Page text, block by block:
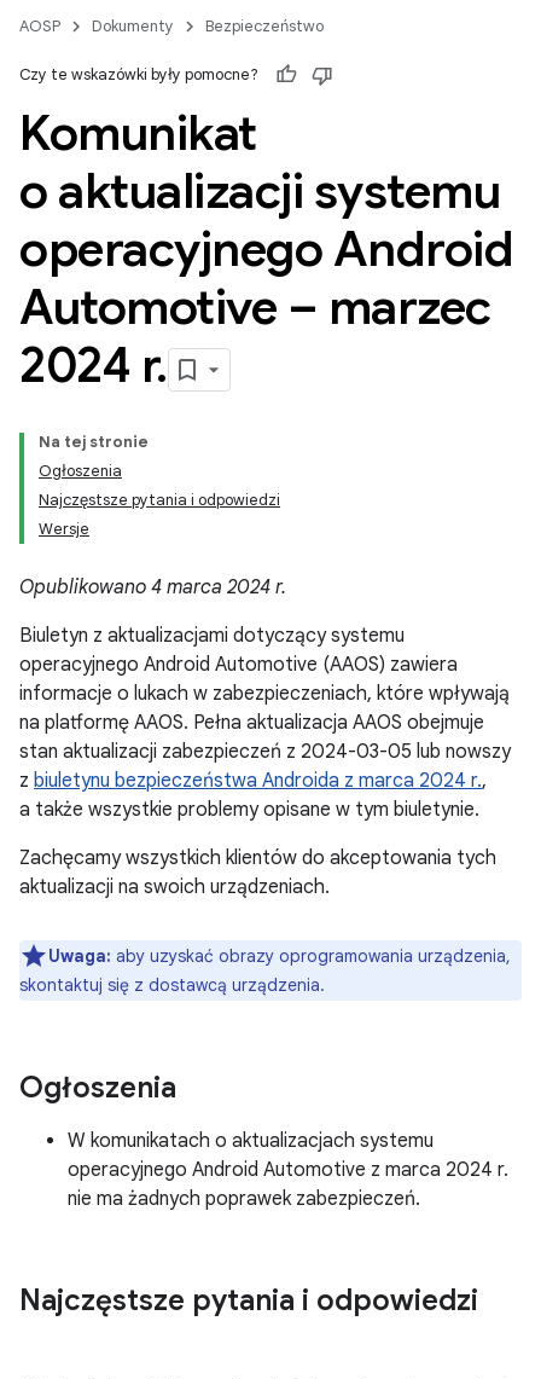
AOSP Dokumenty Bezpieczeństwo
Czy te wskazówki były pomocne?
Komunikat
o aktualizacji systemu
operacyjnego Android
Automotive – marzec
2024 r.
Na tej stronie
Ogłoszenia
Najczęstsze pytania i odpowiedzi
Wersje
Opublikowano 4 marca 2024 r.
Biuletyn z aktualizacjami dotyczący systemu
operacyjnego Android Automotive (AAOS) zawiera
informacje o lukach w zabezpieczeniach, które wpływają
na platformę AAOS. Pełna aktualizacja AAOS obejmuje
stan aktualizacji zabezpieczeń z 2024-03-05 lub nowszy
z biuletynu bezpieczeństwa Androida z marca 2024 r.,
a także wszystkie problemy opisane w tym biuletynie.
Zachęcamy wszystkich klientów do akceptowania tych
aktualizacji na swoich urządzeniach.
Uwaga: aby uzyskać obrazy oprogramowania urządzenia,
skontaktuj się z dostawcą urządzenia.
Ogłoszenia
W komunikatach o aktualizacjach systemu
operacyjnego Android Automotive z marca 2024 r.
nie ma żadnych poprawek zabezpieczeń.
Najczęstsze pytania i odpowiedzi